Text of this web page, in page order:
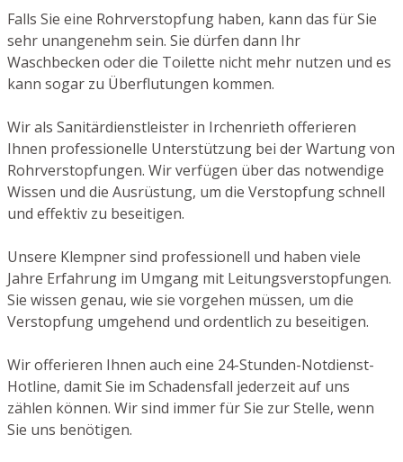
Falls Sie eine Rohrverstopfung haben, kann das für Sie
sehr unangenehm sein. Sie dürfen dann Ihr
Waschbecken oder die Toilette nicht mehr nutzen und es
kann sogar zu Überflutungen kommen.
Wir als Sanitärdienstleister in Irchenrieth offerieren
Ihnen professionelle Unterstützung bei der Wartung von
Rohrverstopfungen. Wir verfügen über das notwendige
Wissen und die Ausrüstung, um die Verstopfung schnell
und effektiv zu beseitigen.
Unsere Klempner sind professionell und haben viele
Jahre Erfahrung im Umgang mit Leitungsverstopfungen.
Sie wissen genau, wie sie vorgehen müssen, um die
Verstopfung umgehend und ordentlich zu beseitigen.
Wir offerieren Ihnen auch eine 24-Stunden-Notdienst-
Hotline, damit Sie im Schadensfall jederzeit auf uns
zählen können. Wir sind immer für Sie zur Stelle, wenn
Sie uns benötigen.